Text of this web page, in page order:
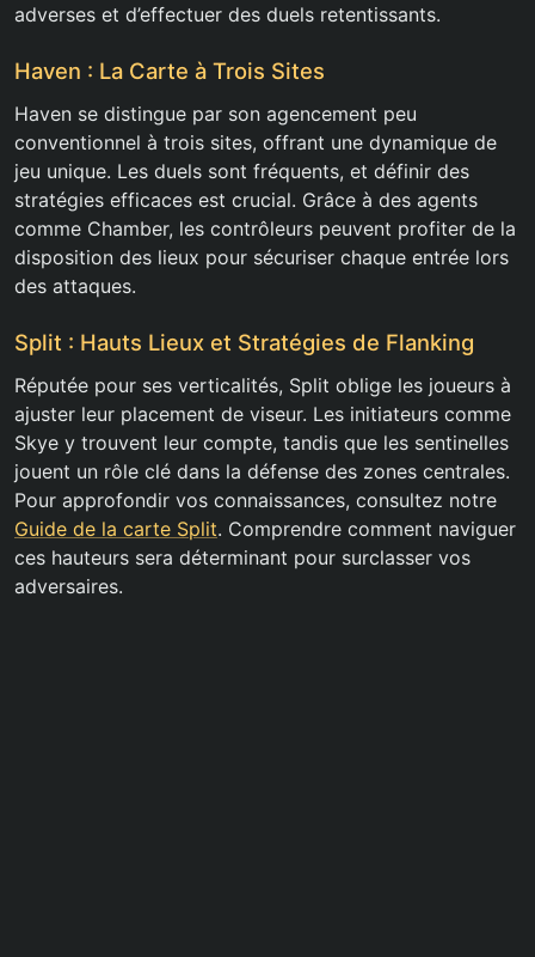
adverses et d’effectuer des duels retentissants.
Haven : La Carte à Trois Sites
Haven se distingue par son agencement peu
conventionnel à trois sites, offrant une dynamique de
jeu unique. Les duels sont fréquents, et définir des
stratégies efficaces est crucial. Grâce à des agents
comme Chamber, les contrôleurs peuvent profiter de la
disposition des lieux pour sécuriser chaque entrée lors
des attaques.
Split : Hauts Lieux et Stratégies de Flanking
Réputée pour ses verticalités, Split oblige les joueurs à
ajuster leur placement de viseur. Les initiateurs comme
Skye y trouvent leur compte, tandis que les sentinelles
jouent un rôle clé dans la défense des zones centrales.
Pour approfondir vos connaissances, consultez notre
Guide de la carte Split. Comprendre comment naviguer
ces hauteurs sera déterminant pour surclasser vos
adversaires.